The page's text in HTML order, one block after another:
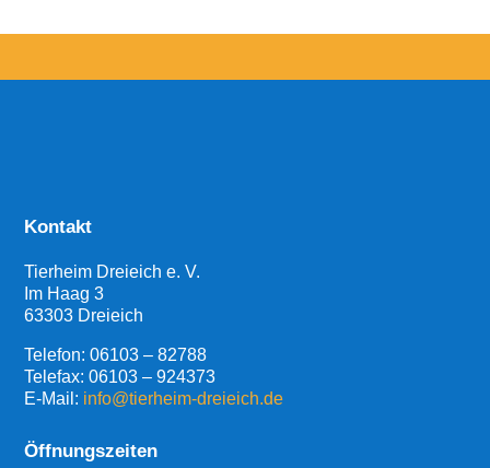
Kontakt
Tierheim Dreieich e. V.
Im Haag 3
63303 Dreieich
Telefon:06103 – 82788
Telefax: 06103 – 924373
E-Mail: info@tierheim-dreieich.de
Öffnungszeiten